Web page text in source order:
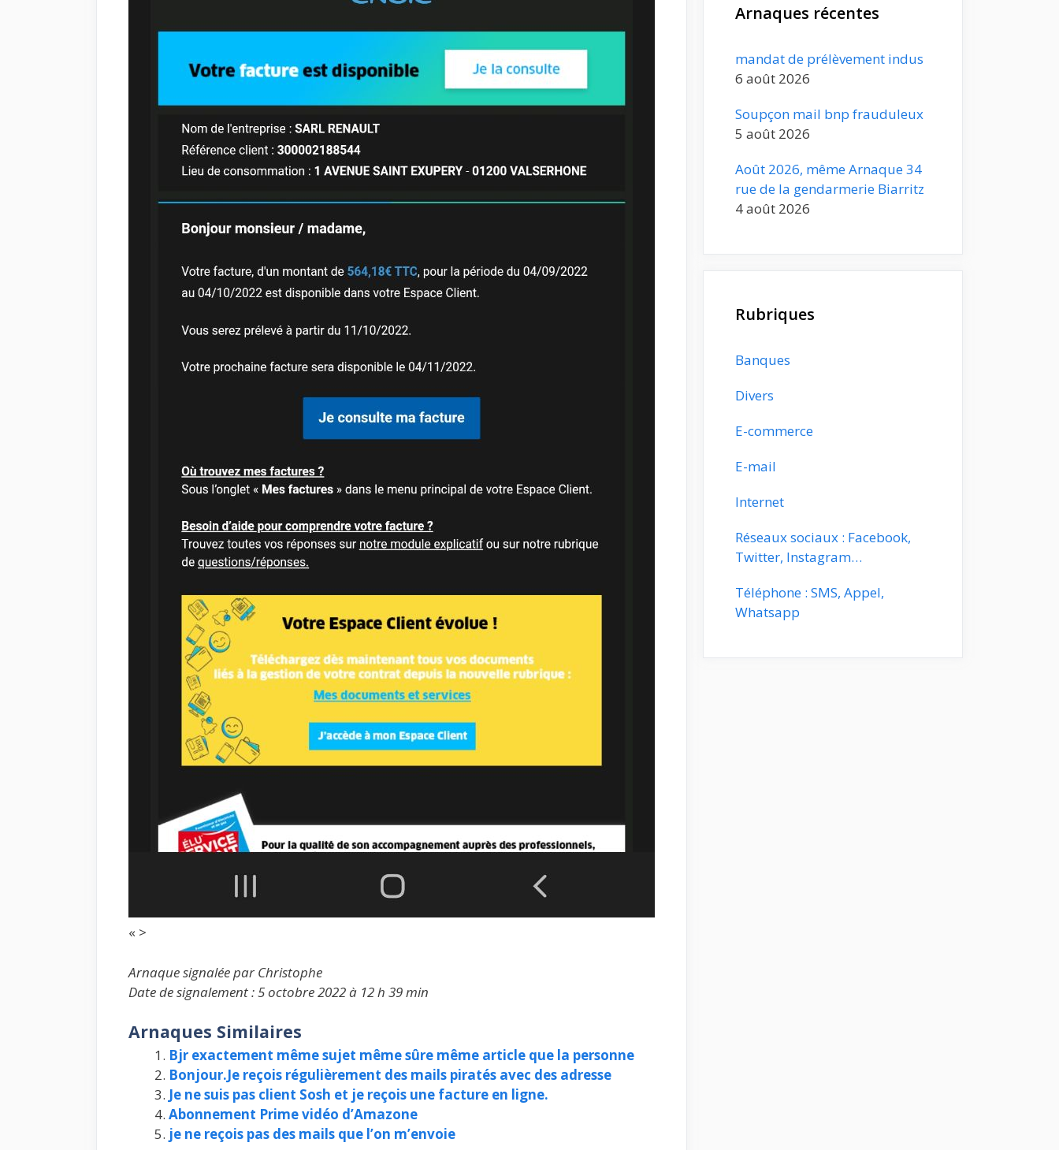
« >
Arnaque signalée par Christophe
Date de signalement : 5 octobre 2022 à 12 h 39 min
Arnaques Similaires
Bjr exactement même sujet même sûre même article que la personne
Bonjour.Je reçois régulièrement des mails piratés avec des adresse
Je ne suis pas client Sosh et je reçois une facture en ligne.
Abonnement Prime vidéo d’Amazone
je ne reçois pas des mails que l’on m’envoie
Arnaques récentes
mandat de prélèvement indus
6 août 2026
Soupçon mail bnp frauduleux
5 août 2026
Août 2026, même Arnaque 34
rue de la gendarmerie Biarritz
4 août 2026
Rubriques
Banques
Divers
E-commerce
E-mail
Internet
Réseaux sociaux : Facebook,
Twitter, Instagram…
Téléphone : SMS, Appel,
Whatsapp